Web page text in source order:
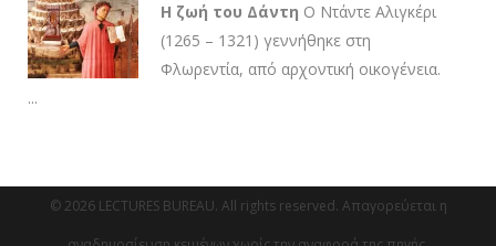
Η ζωή του Δάντη Ο Ντάντε Αλιγκέρι
(1265 – 1321) γεννήθηκε στη
Φλωρεντία, από αρχοντική οικογένεια.
...
© 2026 LECTURES BUREAU. All rights reserved. Απαγορεύεται η